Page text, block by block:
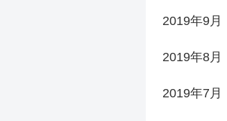
2019年9月
2019年8月
2019年7月